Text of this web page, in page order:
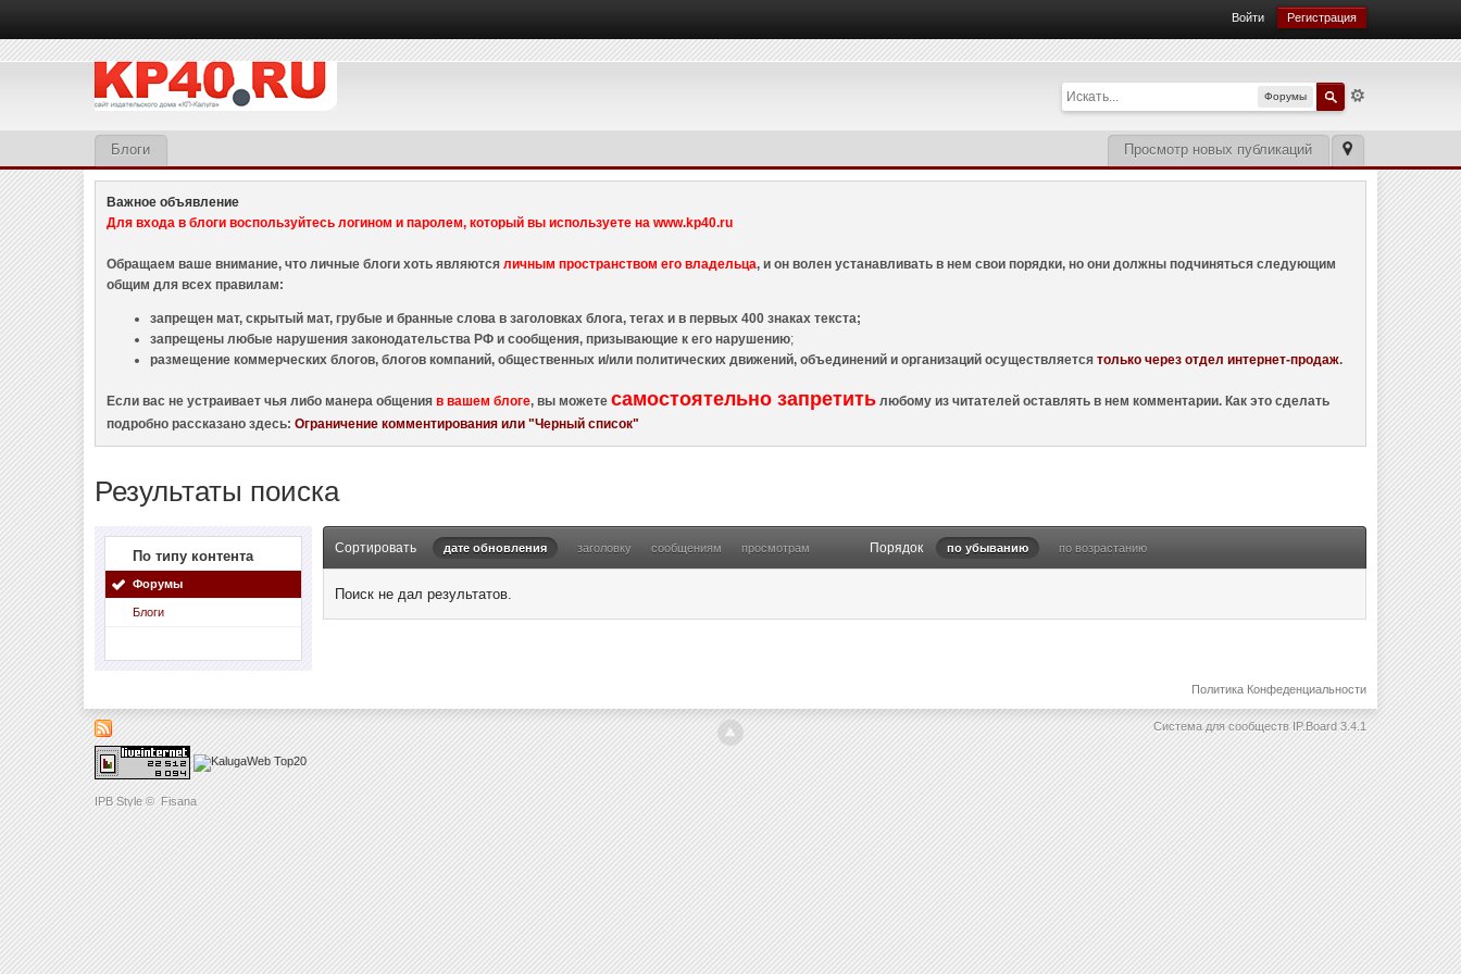
IPB Style © Fisana
Войти Регистрация
Форумы
Просмотр новых публикаций
Блоги
Важное объявление
Для входа в блоги воспользуйтесь логином и паролем, который вы используете на www.kp40.ru
Обращаем ваше внимание, что личные блоги хоть являютсяличным пространством его владельца, и он волен устанавливать в нем свои порядки, но они должны подчиняться следующим
общим для всех правилам:
запрещен мат, скрытый мат, грубые и бранные слова в заголовках блога, тегах и в первых 400 знаках текста;
запрещены любые нарушения законодательства РФ и сообщения, призывающие к его нарушению;
размещение коммерческих блогов, блогов компаний, общественных и/или политических движений, объединений и организаций осуществляетсятолько через отдел интернет-продаж.
Если вас не устраивает чья либо манера общенияв вашем блоге, вы можетесамостоятельно запретить любому из читателей оставлять в нем комментарии. Как это сделать
подробно рассказано здесь:Ограничение комментирования или "Черный список"
Результаты поиска
По типу контента
Форумы
Блоги
Сортировать дате обновления заголовку сообщениям просмотрам Порядок по убыванию по возрастанию
Поиск не дал результатов.
Политика Конфеденциальности
Система для сообществ IP.Board 3.4.1